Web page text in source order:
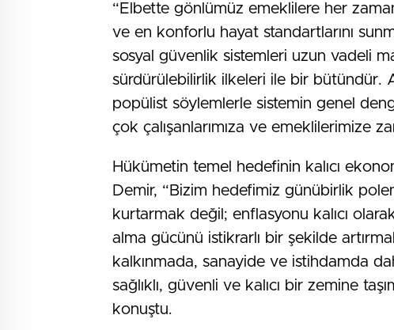
“Elbette gönlümüz emeklilere her
ve en konforlu hayat standartlarını
sosyal güvenlik sistemleri uzun vadeli
sürdürülebilirlik ilkeleri ile bir bütündür.
popülist söylemlerle sistemin genel
çok çalışanlarımıza ve emeklilerimize
Hükümetin temel hedefinin kalıcı
Demir, “Bizim hedefimiz günübirlik
kurtarmak değil; enflasyonu kalıcı
alma gücünü istikrarlı bir şekilde
kalkınmada, sanayide ve istihdamda
sağlıklı, güvenli ve kalıcı bir zemine
konuştu.